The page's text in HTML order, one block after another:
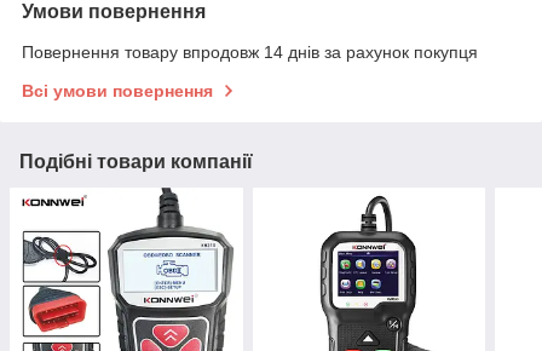
Умови повернення
Повернення товару впродовж 14 днів за рахунок покупця
Всі умови повернення
Подібні товари компанії